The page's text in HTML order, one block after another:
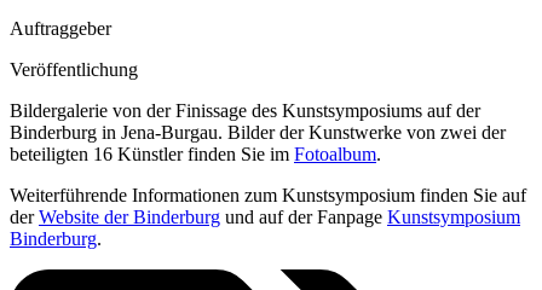
Auftraggeber
Veröffentlichung
Bildergalerie von der Finissage des Kunstsymposiums auf der
Binderburg in Jena-Burgau. Bilder der Kunstwerke von zwei der
beteiligten 16 Künstler finden Sie im Fotoalbum.
Weiterführende Informationen zum Kunstsymposium finden Sie auf
derWebsite der Binderburg und auf der Fanpage Kunstsymposium
Binderburg.